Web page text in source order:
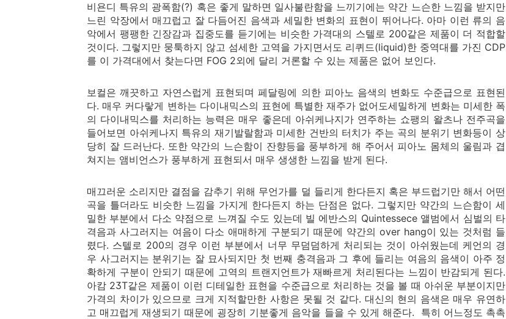
비욘디 특유의 광폭함(?) 혹은 좋게 말하면 일사불란함을 느끼기에는 약간 느슨한 느낌을 받지만
느린 악장에서 매끄럽고 잘 다듬어진 음색과 세밀한 변화의 표현이 뛰어나다. 아마 이런 류의 음
악에서 팽팽한 긴장감과 집중도를 듣기에는 비슷한 가격대의 스텔로 200같은 제품이 더 적합할
것이다. 그렇지만 뭉툭하지 않고 섬세한 고역을 가지면서도 리퀴드(liquid)한 중역대를 가진 CDP
를 이 가격대에서 찾는다면 FOG 2외에 달리 거론할 수 있는 제품은 없어 보인다.
보컬은 깨끗하고 자연스럽게 표현되며 페달링에 의한 피아노 음색의 변화도 수준급으로 표현된
다. 매우 커다랗게 변하는 다이내믹스의 표현에 특별한 재주가 없어도세밀하게 변화는 미세한 폭
의 다이내믹스를 처리하는 능력은 매우 좋은데 아쉬케나지가 연주하는 쇼팽의 왈츠나 전주곡을
들어보면 아쉬케나지 특유의 재기발랄함과 미세한 건반의 터치가 주는 곡의 분위기 변화등이 상
당히 잘 드러난다. 또한 약간의 느슨함이 잔향등을 풍부하게 해 주어서 피아노 몸체의 울림과 겹
쳐지는 앰비언스가 풍부하게 표현되서 매우 생생한 느낌을 받게 된다.
매끄러운 소리지만 결점을 감추기 위해 무언가를 덜 들리게 한다든지 혹은 부드럽기만 해서 어떤
곡을 틀더라도 비슷한 느낌을 가지게 한다든지 하는 단점은 없다. 그렇지만 약간의 느슨함이 세
밀한 부분에서 다소 약점으로 느껴질 수도 있는데 빌 에반스의 Quintessece 앨범에서 심벌의 타
격음과 사그러지는 여음이 다소 애매하게 구분되기 때문에 약간의 over hang이 있는 것처럼 들
렸다. 스텔로 200의 경우 이런 부분에서 너무 무덤덤하게 처리되는 것이 아쉬웠는데 케언의 경
우 사그러지는 분위기는 잘 묘사되지만 첫 번째 충격음과 그 후에 들리는 여음의 음색이 아주 정
확하게 구분이 안되기 때문에 고역의 트랜지언트가 재빠르게 처리된다는 느낌이 반감되게 된다.
아캄 23T같은 제품이 이런 디테일한 표현을 수준급으로 처리하는 것을 볼 때 아쉬운 부분이지만
가격의 차이가 있으므로 크게 지적할만한 사항은 못될 것 같다. 대신의 현의 음색은 매우 유연하
고 매끄럽게 재생되기 때문에 굉장히 기분좋게 음악을 들을 수 있게 해준다. 특히 어느정도 촉촉